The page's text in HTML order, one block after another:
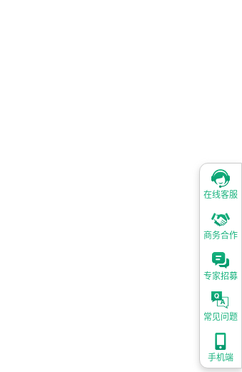
在线客服
商务合作
专家招募
常见问题
手机端